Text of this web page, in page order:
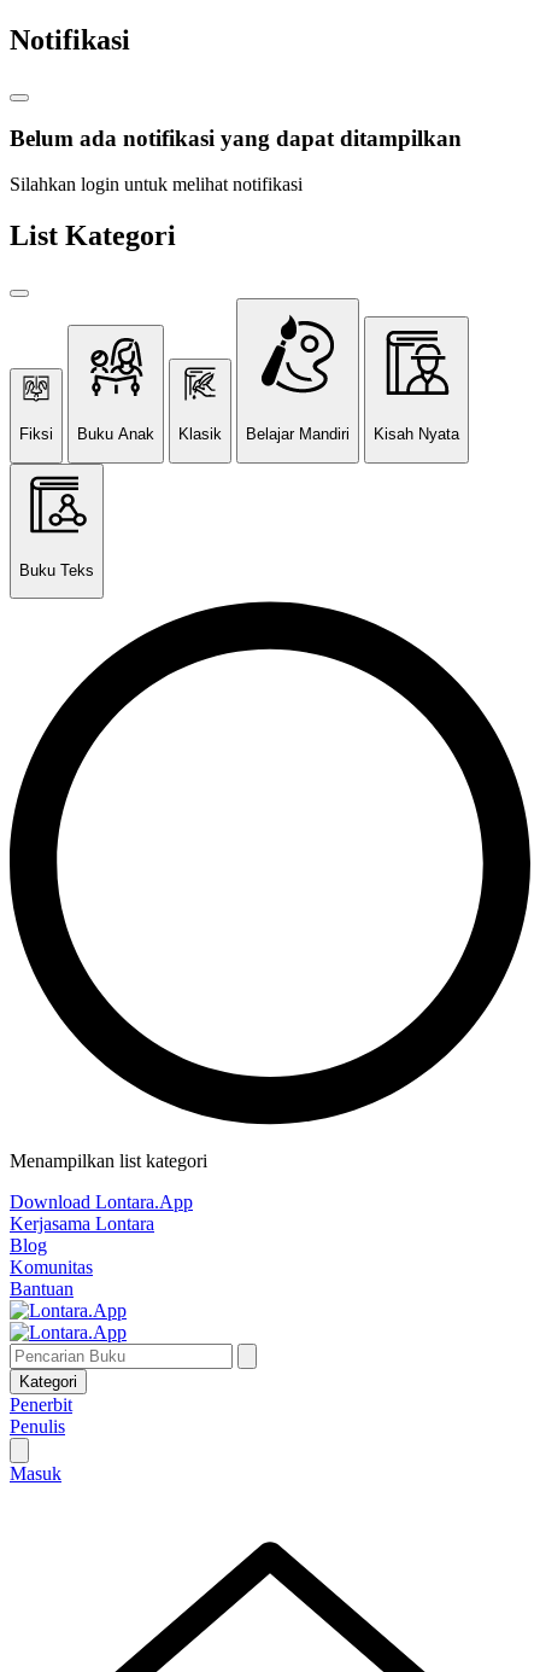
Notifikasi
Belum ada notifikasi yang dapat ditampilkan
Silahkan login untuk melihat notifikasi
List Kategori
Fiksi Buku Anak Klasik Belajar Mandiri Kisah Nyata
Buku Teks
Menampilkan list kategori
Download Lontara.App
Kerjasama Lontara
Blog
Komunitas
Bantuan
Kategori
Penerbit
Penulis
Masuk